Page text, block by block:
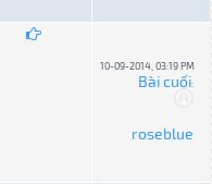
10-09-2014, 03:19 PM
Bài cuối:
roseblue